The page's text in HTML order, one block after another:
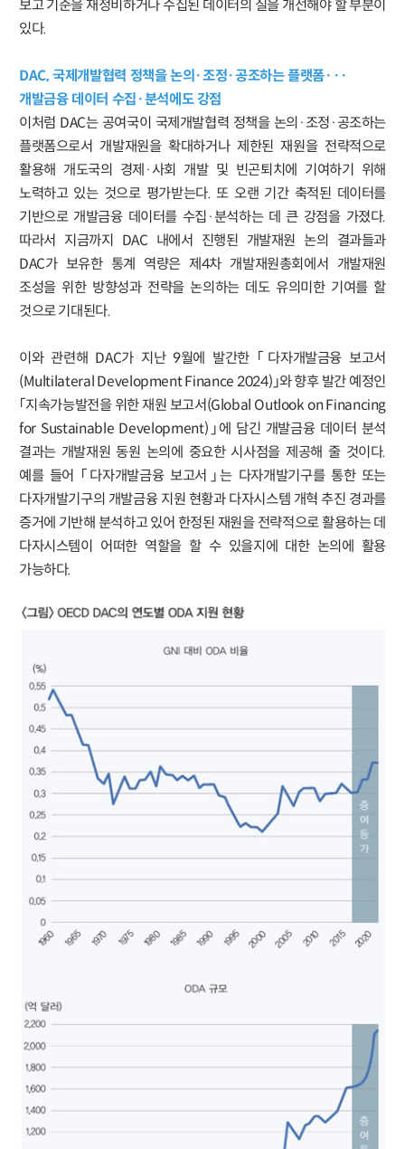
보고 기준을 재정비하거나 수집된 데이터의 질을 개선해야 할 부분이
있다.
DAC, 국제개발협력 정책을 논의·조정·공조하는 플랫폼···
개발금융 데이터 수집·분석에도 강점
이처럼 DAC는 공여국이 국제개발협력 정책을 논의·조정·공조하는
플랫폼으로서 개발재원을 확대하거나 제한된 재원을 전략적으로
활용해 개도국의 경제·사회 개발 및 빈곤퇴치에 기여하기 위해
노력하고 있는 것으로 평가받는다. 또 오랜 기간 축적된 데이터를
기반으로 개발금융 데이터를 수집·분석하는 데 큰 강점을 가졌다.
따라서 지금까지 DAC 내에서 진행된 개발재원 논의 결과들과
DAC가 보유한 통계 역량은 제4차 개발재원총회에서 개발재원
조성을 위한 방향성과 전략을 논의하는 데도 유의미한 기여를 할
것으로 기대된다.
이와 관련해 DAC가 지난 9월에 발간한 「다자개발금융 보고서
(Multilateral Development Finance 2024)」와 향후 발간 예정인
「지속가능발전을 위한 재원 보고서(Global Outlook on Financing
for Sustainable Development)」에 담긴 개발금융 데이터 분석
결과는 개발재원 동원 논의에 중요한 시사점을 제공해 줄 것이다.
예를 들어 「다자개발금융 보고서」는 다자개발기구를 통한 또는
다자개발기구의 개발금융 지원 현황과 다자시스템 개혁 추진 경과를
증거에 기반해 분석하고 있어 한정된 재원을 전략적으로 활용하는 데
다자시스템이 어떠한 역할을 할 수 있을지에 대한 논의에 활용
가능하다.